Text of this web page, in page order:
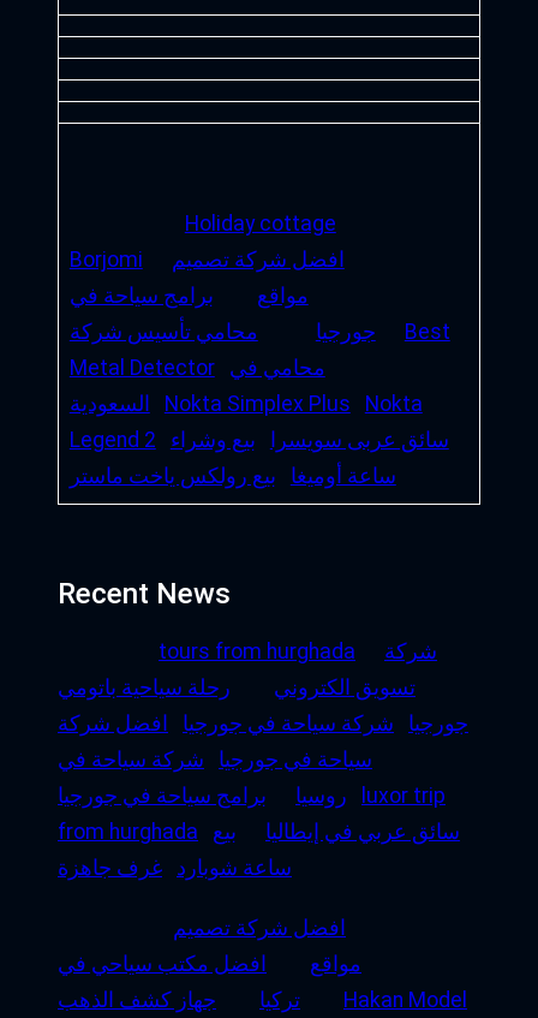
Holiday cottage
Borjomi
افضل شركة تصميم
مواقع
برامج سياحة في
جورجيا
محامي تأسيس شركة
Best
Metal Detector
محامي في
السعودية
Nokta Simplex Plus
Nokta
Legend 2
سائق عربى سويسرا
بيع وشراء
ساعة أوميغا
بيع رولكس ياخت ماستر
Recent News
tours from hurghada
شركة
تسويق الكتروني
رحلة سياحية باتومي
جورجيا
شركة سياحة في جورجيا
افضل شركة
سياحة في جورجيا
شركة سياحة في
روسيا
برامج سياحة في جورجيا
luxor trip
from hurghada
سائق عربي في إيطاليا
بيع
ساعة شوبارد
غرف جاهزة
افضل شركة تصميم
مواقع
افضل مكتب سياحي في
تركيا
جهاز كشف الذهب Hakan Model